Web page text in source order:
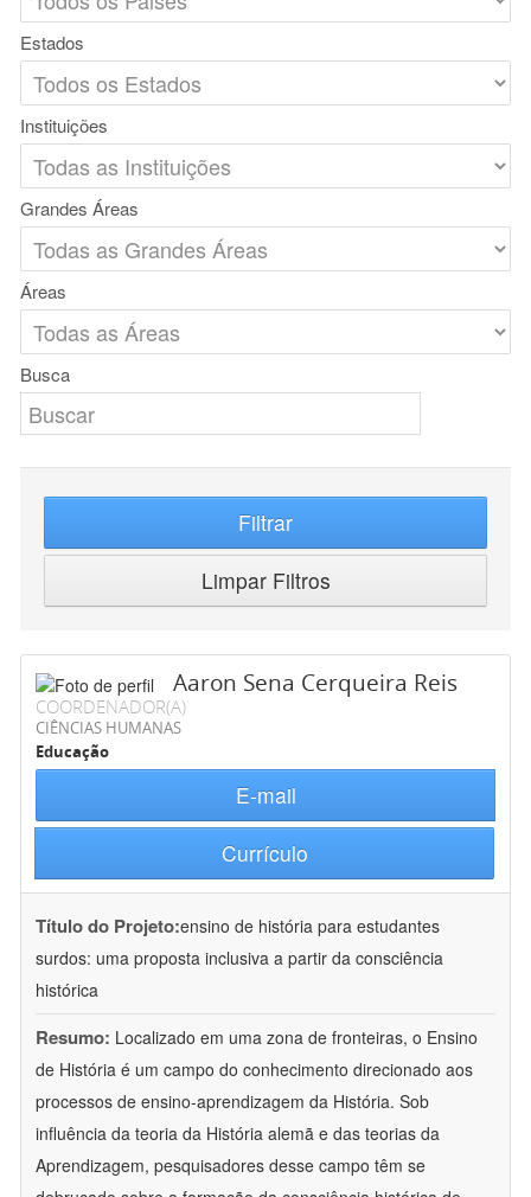
Estados
Instituições
Grandes Áreas
Áreas
Busca
Filtrar
Limpar Filtros
Aaron Sena Cerqueira Reis
COORDENADOR(A)
CIÊNCIAS HUMANAS
Educação
E-mail
Currículo
Título do Projeto:ensino de história para estudantes
surdos: uma proposta inclusiva a partir da consciência
histórica
Resumo: Localizado em uma zona de fronteiras, o Ensino
de História é um campo do conhecimento direcionado aos
processos de ensino-aprendizagem da História. Sob
influência da teoria da História alemã e das teorias da
Aprendizagem, pesquisadores desse campo têm se